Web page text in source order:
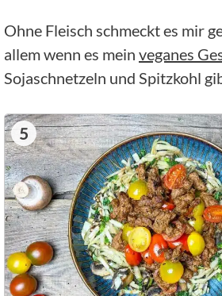
Ohne Fleisch schmeckt es mir
allem wenn es mein veganes
Sojaschnetzeln und Spitzkohl
5